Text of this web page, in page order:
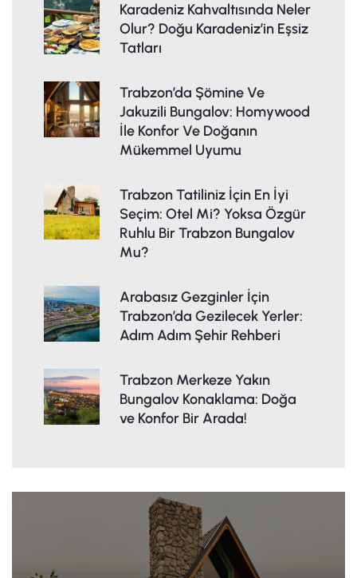
Karadeniz Kahvaltısında Neler
Olur? Doğu Karadeniz’in Eşsiz
Tatları
Trabzon’da Şömine Ve
Jakuzili Bungalov: Homywood
İle Konfor Ve Doğanın
Mükemmel Uyumu
Trabzon Tatiliniz İçin En İyi
Seçim: Otel Mi? Yoksa Özgür
Ruhlu Bir Trabzon Bungalov
Mu?
Arabasız Gezginler İçin
Trabzon’da Gezilecek Yerler:
Adım Adım Şehir Rehberi
Trabzon Merkeze Yakın
Bungalov Konaklama: Doğa
ve Konfor Bir Arada!